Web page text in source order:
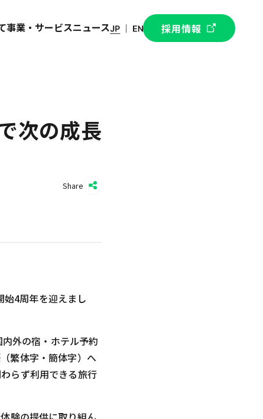
事業・サービスニュース 採用情報
次の成長
Share
4周年を迎えまし
外の宿・ホテル予約
繁体字・簡体字）へ
らず利用できる旅行